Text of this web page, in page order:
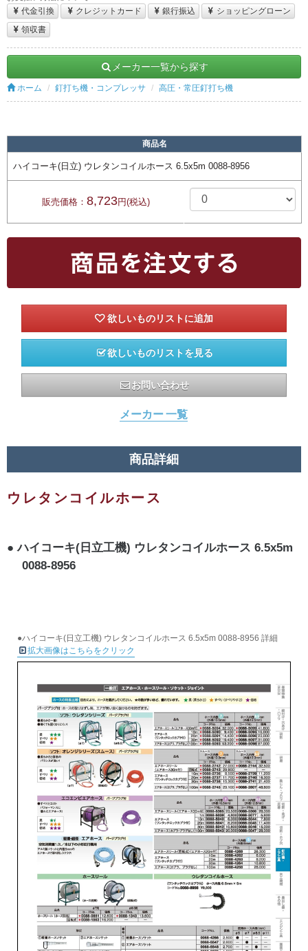
代金引換
クレジットカード 銀行振込
ショッピングローン
領収書
メーカー一覧から探す
ホーム 釘打ち機・コンプレッサ 高圧・常圧釘打ち機
商品名
ハイコーキ(日立) ウレタンコイルホース 6.5x5m 0088-8956
販売価格： 8,723円(税込)
欲しいものリストを見る
お問い合わせ
メーカー 一覧
商品詳細
ウレタンコイルホース
ハイコーキ(日立工機) ウレタンコイルホース 6.5x5m
0088-8956
●ハイコーキ(日立工機) ウレタンコイルホース 6.5x5m 0088-8956 詳細
拡大画像はこちらをクリック